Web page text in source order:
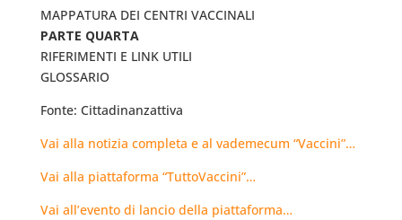
MAPPATURA DEI CENTRI VACCINALI
PARTE QUARTA
RIFERIMENTI E LINK UTILI
GLOSSARIO
Fonte: Cittadinanzattiva
Vai alla notizia completa e al vademecum “Vaccini”…
Vai alla piattaforma “TuttoVaccini”…
Vai all’evento di lancio della piattaforma…